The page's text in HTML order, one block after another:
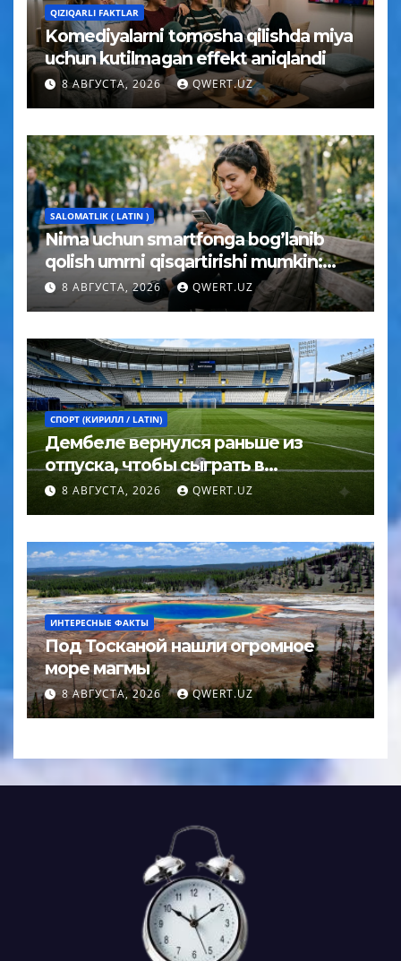
QIZIQARLI FAKTLAR
Komediyalarni tomosha qilishda miya
uchun kutilmagan effekt aniqlandi
8 АВГУСТА, 2026 QWERT.UZ
SALOMATLIK ( LATIN )
Nima uchun smartfonga bog’lanib
qolish umrni qisqartirishi mumkin:
psixolog javobi
8 АВГУСТА, 2026 QWERT.UZ
СПОРТ (КИРИЛЛ / LATIN)
Дембеле вернулся раньше из
отпуска, чтобы сыграть в
Суперкубке УЕФА
8 АВГУСТА, 2026 QWERT.UZ
ИНТЕРЕСНЫЕ ФАКТЫ
Под Тосканой нашли огромное
море магмы
8 АВГУСТА, 2026 QWERT.UZ